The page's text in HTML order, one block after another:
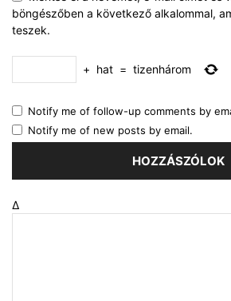
böngészőben a következő alkalommal,
teszek.
+ hat = tizenhárom
Notify me of follow-up comments by
Notify me of new posts by email.
Δ